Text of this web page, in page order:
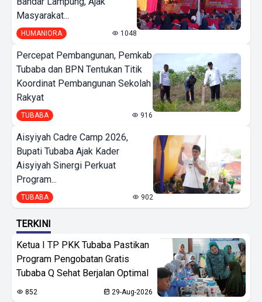
Masyarakat...
HUMANIORA 1048
Percepat Pembangunan, Pemkab
Tubaba dan BPN Tentukan Titik
Koordinat Pembangunan Sekolah
Rakyat
TUBABA 916
Aisyiyah Cadre Camp 2026,
Bupati Tubaba Ajak Kader
Aisyiyah Sinergi Perkuat
Program...
TUBABA 902
TERKINI
Ketua I TP PKK Tubaba Pastikan
Program Pengobatan Gratis
Tubaba Q Sehat Berjalan Optimal
852 29-Aug-2026